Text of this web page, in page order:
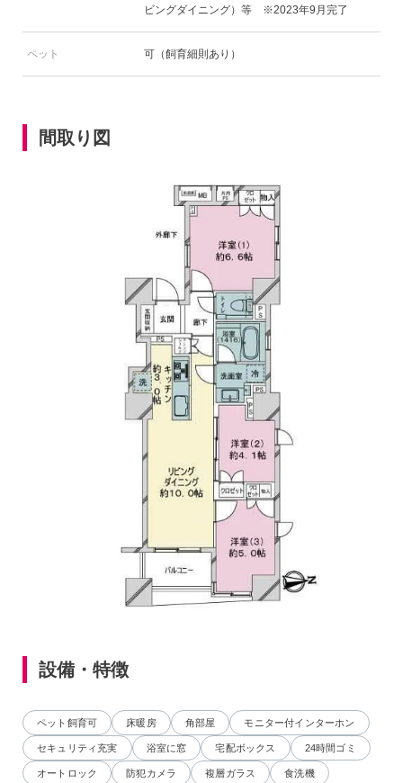
ビングダイニング）等 ※2023年9月完了
ペット 可（飼育細則あり）
間取り図
設備・特徴
ペット飼育可 床暖房 角部屋 モニター付インターホン
セキュリティ充実 浴室に窓 宅配ボックス 24時間ゴミ
オートロック 防犯カメラ 複層ガラス 食洗機